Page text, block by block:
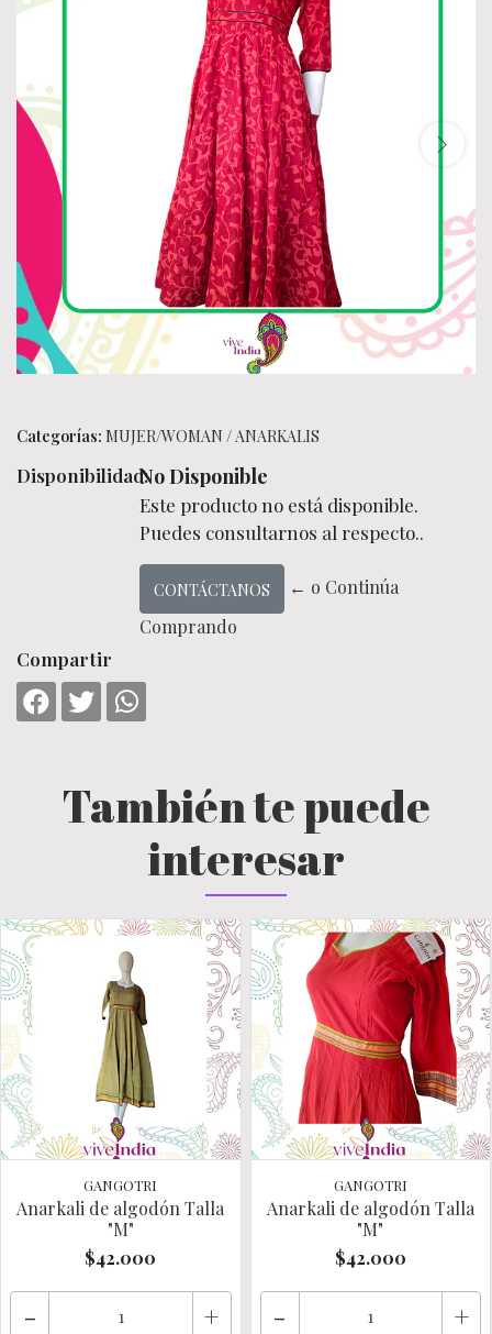
Categorías: MUJER/WOMAN /ANARKALIS
Disponibilidad:No Disponible
Este producto no está disponible.
Puedes consultarnos al respecto..
CONTÁCTANOS
← o Continúa
Comprando
Compartir
También te puede
interesar
GANGOTRI
Anarkali de algodón Talla
"M"
$42.000
- +
GANGOTRI
Anarkali de algodón Talla
"M"
$42.000
- +